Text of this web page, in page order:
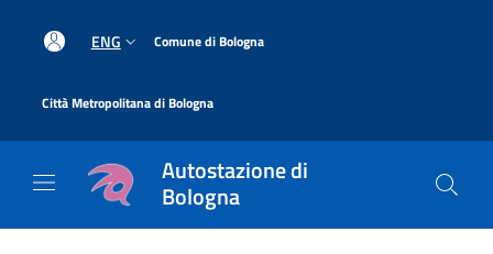
ENG Comune di Bologna
Città Metropolitana di Bologna
Autostazione di
Bologna